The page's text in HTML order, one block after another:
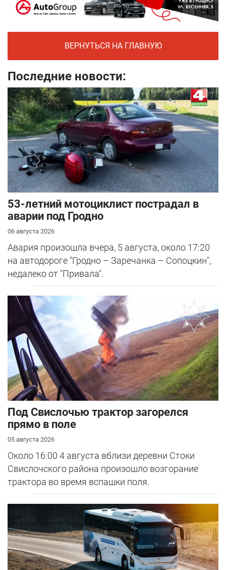
ВЕРНУТЬСЯ НА ГЛАВНУЮ
Последние новости:
53-летний мотоциклист пострадал в
аварии под Гродно
06 августа 2026
Авария произошла вчера, 5 августа, около 17:20
на автодороге "Гродно – Заречанка – Сопоцкин",
недалеко от "Привала".
Под Свислочью трактор загорелся
прямо в поле
05 августа 2026
Около 16:00 4 августа вблизи деревни Стоки
Свислочского района произошло возгорание
трактора во время вспашки поля.